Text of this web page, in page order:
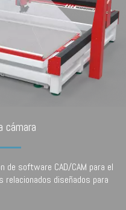
cámara
de software CAD/CAM para el
relacionados diseñados para